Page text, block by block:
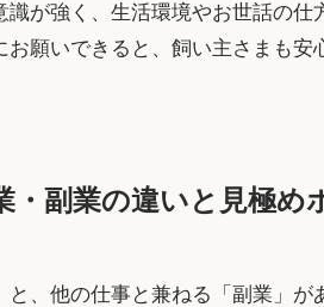
が強く、生活環境やお世話の
願いできると、飼い主さまも安
副業の違いと見極め
、他の仕事と兼ねる「副業」が